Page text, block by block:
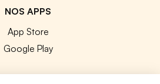
NOS APPS
App Store
Google Play